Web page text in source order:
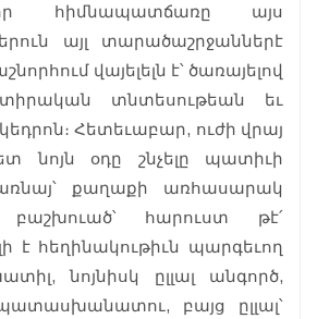
հիմնապատճառը այս
այլ տարածաշրջաններէ
վայելելն է՝ ծառայելով
տնտեսութեան եւ
Հետեւաբար, ուժի վրայ
նոյն օդը շնչելը պատիւի
քաղաքի առհասարակ
բաշխուած՝ հարուստ թէ՛
է հեղինակութիւն պարգեւող
նոյնիսկ ըլլալ անգործ,
բայց ըլլալ՝